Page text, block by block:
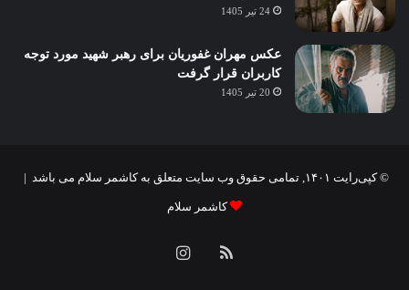
24 تیر 1405
عکس مهران غفوریان برای رهبر شهید مورد توجه
کاربران قرار گرفت
20 تیر 1405
© کپی‌رایت ۱۴۰۱, تمامی حقوق وب سایت متعلق به کاشمر سلام می باشد |
کاشمر سلام
خوراکاینستاگرام